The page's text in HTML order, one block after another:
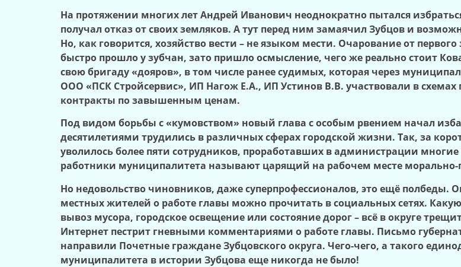
На протяжении многих лет Андрей Иванович неоднократно пытался
получал отказ от своих земляков. А тут перед ним замаячил Зубцов и
Но, как говорится, хозяйство вести – не языком мести. Очарование от
быстро прошло у зубчан, зато пришло осмысление, чего же реально стоит
свою бригаду «дояров», в том числе ранее судимых, которая через
ООО «ПСК Стройсервис», ИП Нагож Е.А., ИП Устинов В.В. участвовали в
контракты по завышенным ценам.
Под видом борьбы с «кумовством» новый глава с особым рвением начал
десятилетиями трудились в различных сферах городской жизни. Так, за
уволилось более пяти сотрудников, проработавших в администрации
работники муниципалитета называют царящий на рабочем месте
Но недовольство чиновников, даже суперпрофессионалов, это ещё полбеды.
местных жителей о работе главы можно прочитать в социальных сетях.
вывоз мусора, городское освещение или состояние дорог – всё в округе
Интернет пестрит гневными комментариями о работе главы. Письмо
направили Почетные граждане Зубцовского округа. Чего-чего, а такого
муниципалитета в истории Зубцова еще никогда не было!